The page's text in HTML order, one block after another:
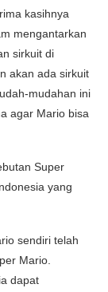
kasihnya
mengantarkan
sirkuit di
akan ada sirkuit
mudahan ini
agar Mario bisa
Super
yang
sendiri telah
Mario.
dapat